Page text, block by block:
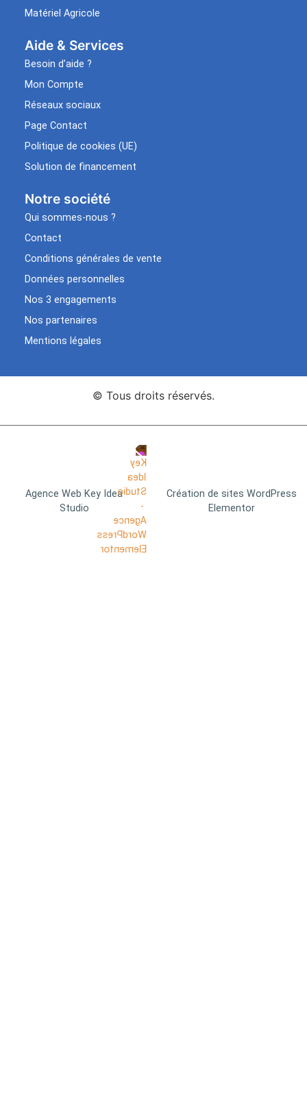
Matériel Agricole
Aide & Services​
Besoin d’aide ?
Mon Compte
Réseaux sociaux
Page Contact
Politique de cookies (UE)
Solution de financement
Notre société
Qui sommes-nous ?
Contact
Conditions générales de vente
Données personnelles
Nos 3 engagements
Nos partenaires
Mentions légales
© Tous droits réservés.
Agence Web Key Idea
Studio
Création de sites WordPress
Elementor